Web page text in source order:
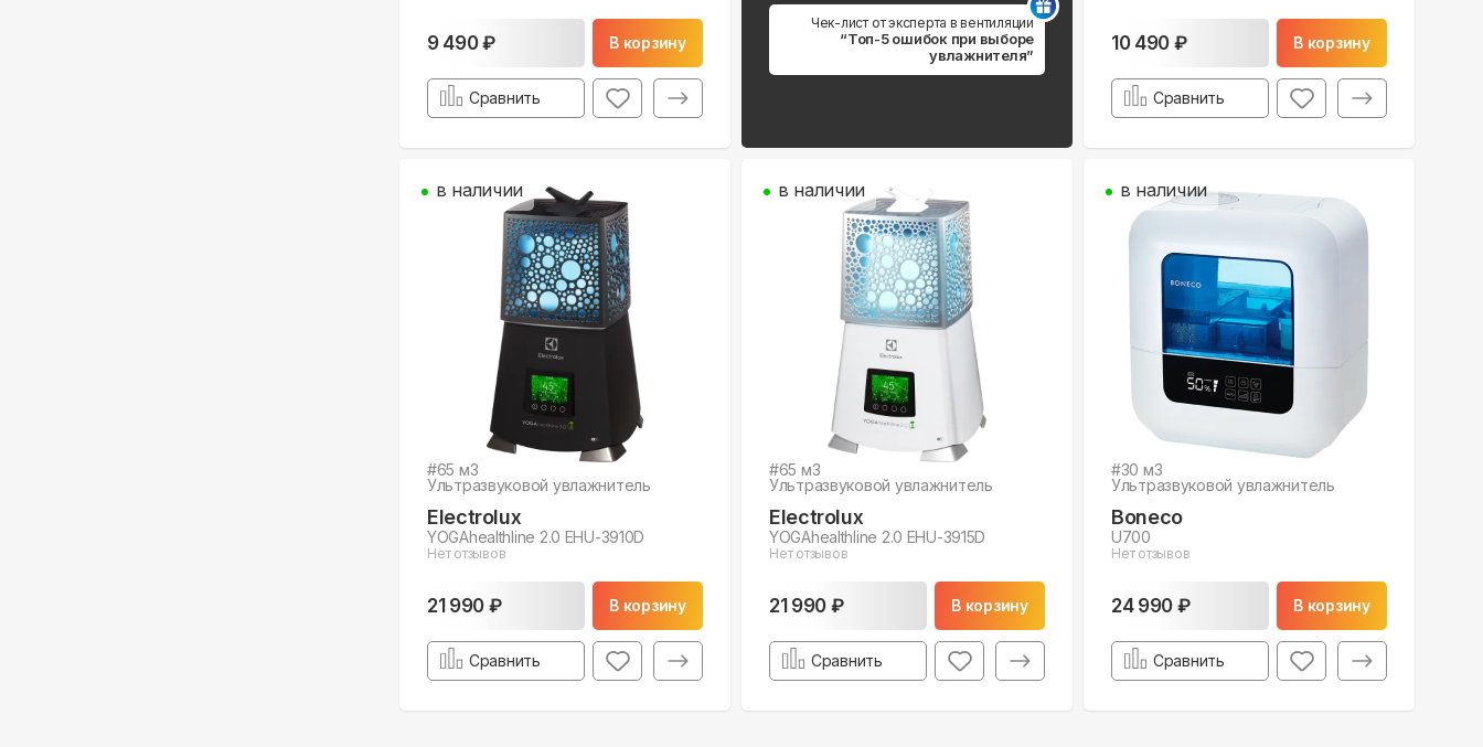
9 490 ₽ В корзину
Сравнить
10 490 ₽ В корзину
Сравнить
#65 м3
Ультразвуковой увлажнитель
Electrolux
YOGAhealthline 2.0 EHU-3910D
Нет отзывов
21 990 ₽ В корзину
в наличии
Сравнить
#65 м3
Ультразвуковой увлажнитель
Electrolux
YOGAhealthline 2.0 EHU-3915D
Нет отзывов
21 990 ₽ В корзину
в наличии
Сравнить
#30 м3
Ультразвуковой увлажнитель
Boneco
U700
Нет отзывов
24 990 ₽ В корзину
в наличии
Сравнить
Чек-лист от эксперта в вентиляции
“Топ-5 ошибок при выборе
увлажнителя”